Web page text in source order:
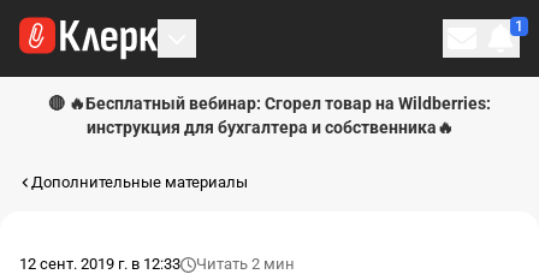
1
🔴 🔥Бесплатный вебинар: Сгорел товар на Wildberries:
инструкция для бухгалтера и собственника🔥
Дополнительные материалы
12 сент. 2019 г. в 12:33 Читать 2 мин